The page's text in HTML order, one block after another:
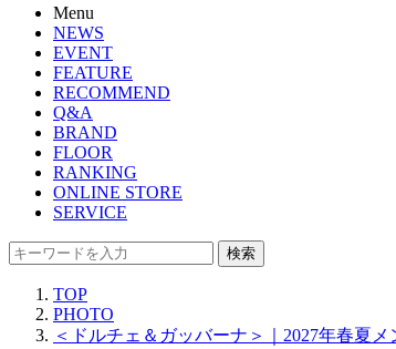
Menu
NEWS
EVENT
FEATURE
RECOMMEND
Q&A
BRAND
FLOOR
RANKING
ONLINE STORE
SERVICE
検索
TOP
PHOTO
＜ドルチェ＆ガッバーナ＞｜2027年春夏